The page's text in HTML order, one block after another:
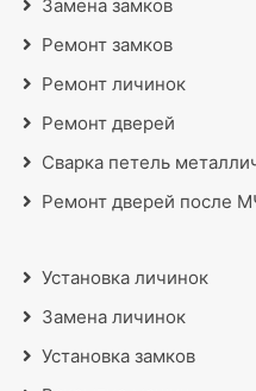
Замена замков
Ремонт замков
Ремонт личинок
Ремонт дверей
Сварка петель
Ремонт дверей после
Установка личинок
Замена личинок
Установка замков